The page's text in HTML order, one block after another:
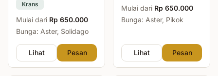
Krans
Mulai dari Rp 650.000
Bunga: Aster, Solidago
Lihat Pesan
Mulai dari Rp 650.000
Bunga: Aster, Pikok
Lihat Pesan